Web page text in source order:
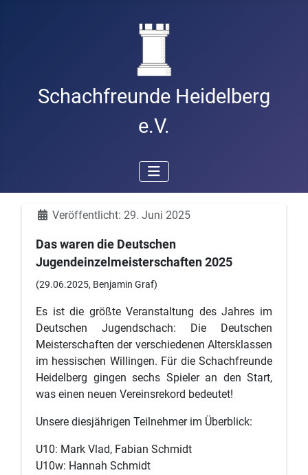
Schachfreunde Heidelberg
e.V.
DetailsVeröffentlicht: 29. Juni 2025
Das waren die Deutschen
Jugendeinzelmeisterschaften 2025
(29.06.2025, Benjamin Graf)
Es ist die größte Veranstaltung des Jahres im
Deutschen Jugendschach: Die Deutschen
Meisterschaften der verschiedenen Altersklassen
im hessischen Willingen. Für die Schachfreunde
Heidelberg gingen sechs Spieler an den Start,
was einen neuen Vereinsrekord bedeutet!
Unsere diesjährigen Teilnehmer im Überblick:
U10: Mark Vlad, Fabian Schmidt
U10w: Hannah Schmidt